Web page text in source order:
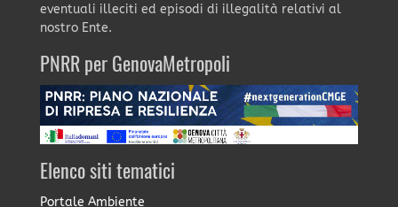
eventuali illeciti ed episodi di illegalità relativi al
nostro Ente.
PNRR per GenovaMetropoli
Elenco siti tematici
Portale Ambiente